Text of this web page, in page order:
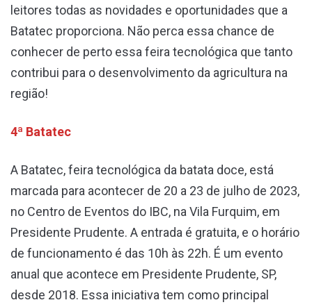
leitores todas as novidades e oportunidades que a
Batatec proporciona. Não perca essa chance de
conhecer de perto essa feira tecnológica que tanto
contribui para o desenvolvimento da agricultura na
região!
4ª Batatec
A Batatec, feira tecnológica da batata doce, está
marcada para acontecer de 20 a 23 de julho de 2023,
no Centro de Eventos do IBC, na Vila Furquim, em
Presidente Prudente. A entrada é gratuita, e o horário
de funcionamento é das 10h às 22h. É um evento
anual que acontece em Presidente Prudente, SP,
desde 2018. Essa iniciativa tem como principal